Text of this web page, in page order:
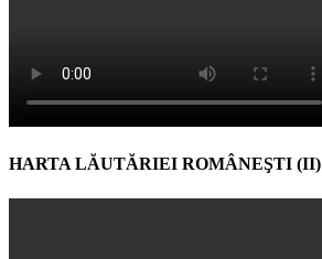
HARTA LĂUTĂRIEI ROMÂNEŞTI (II)